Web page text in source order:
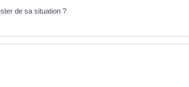
de sa situation ?